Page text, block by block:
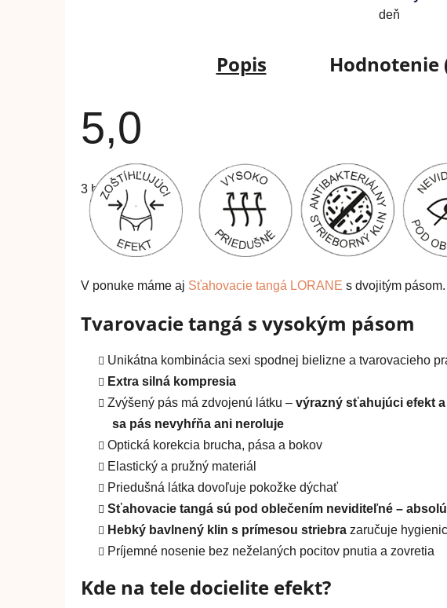
deň
Popis Hodnotenie
5,0
Priemerné
hodnotenie
produktu
je
5,0
hviezdičiek.
3 hodnotenia
V ponuke máme aj Sťahovacie tangá LORANE s dvojitým pásom.
Tvarovacie tangá s vysokým pásom
Unikátna kombinácia sexi spodnej bielizne a tvarovacieho
Extra silná kompresia
Zvýšený pás má zdvojenú látku – výrazný sťahujúci efekt
sa pás nevyhŕňa ani neroluje
Optická korekcia brucha, pása a bokov
Elastický a pružný materiál
Priedušná látka dovoľuje pokožke dýchať
Sťahovacie tangá sú pod oblečením neviditeľné –
Hebký bavlnený klin s prímesou striebra zaručuje
Príjemné nosenie bez neželaných pocitov pnutia a zovretia
Kde na tele docielite efekt?